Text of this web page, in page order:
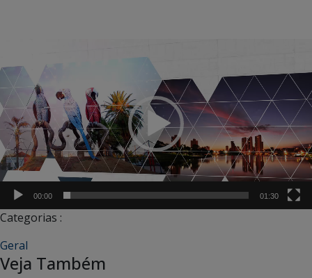
de
vídeo
00:00 01:30
Categorias :
Geral
Veja Também